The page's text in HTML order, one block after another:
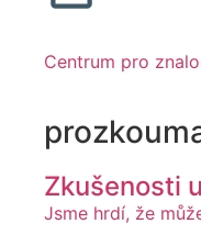
Centrum pro
Zkušenosti
Jsme hrdí, že